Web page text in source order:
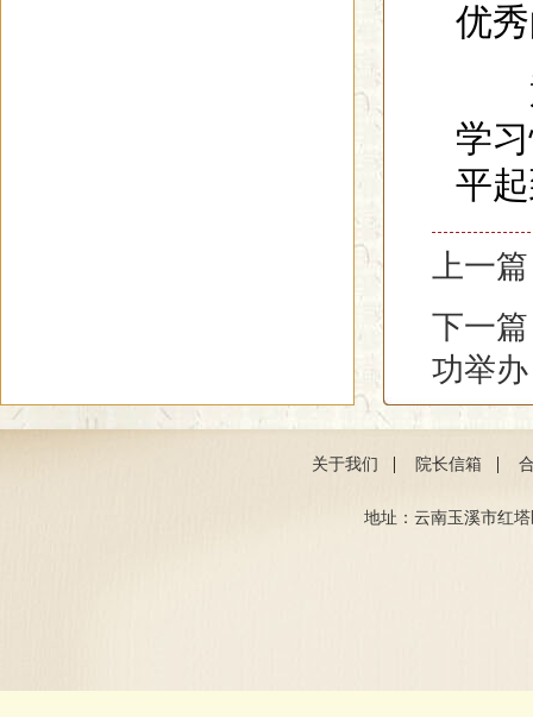
优
通
学
平
上一
下一
功举办
关于我们 | 院长信箱 |
地址：云南玉溪市红塔